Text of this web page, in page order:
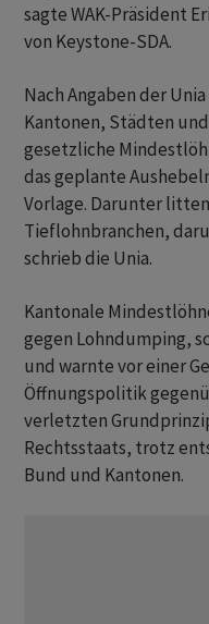
sagte WAK-Präsident
von Keystone-SDA.
Nach Angaben der
Kantonen, Städten
gesetzliche
das geplante
Vorlage. Darunter
Tieflohnbranchen,
schrieb die Unia.
Kantonale
gegen Lohndumping,
und warnte vor einer
Öffnungspolitik
verletzten
Rechtsstaats, trotz
Bund und Kantonen.